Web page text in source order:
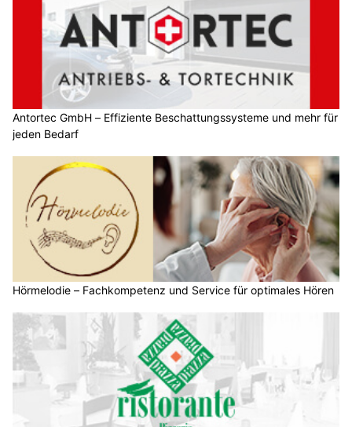
Antortec GmbH – Effiziente Beschattungssysteme und mehr für
jeden Bedarf
Hörmelodie – Fachkompetenz und Service für optimales Hören